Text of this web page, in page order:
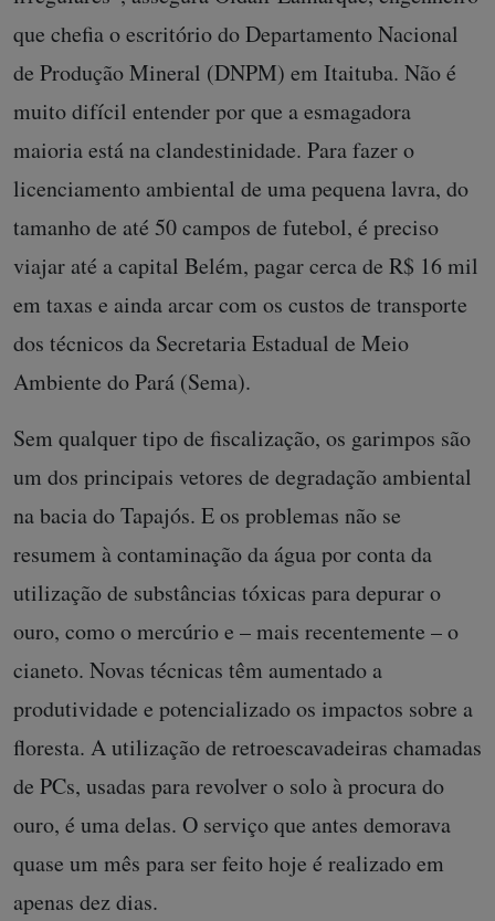
que chefia o escritório do Departamento Nacional
de Produção Mineral (DNPM) em Itaituba. Não é
muito difícil entender por que a esmagadora
maioria está na clandestinidade. Para fazer o
licenciamento ambiental de uma pequena lavra, do
tamanho de até 50 campos de futebol, é preciso
viajar até a capital Belém, pagar cerca de R$ 16 mil
em taxas e ainda arcar com os custos de transporte
dos técnicos da Secretaria Estadual de Meio
Ambiente do Pará (Sema).
Sem qualquer tipo de fiscalização, os garimpos são
um dos principais vetores de degradação ambiental
na bacia do Tapajós. E os problemas não se
resumem à contaminação da água por conta da
utilização de substâncias tóxicas para depurar o
ouro, como o mercúrio e – mais recentemente – o
cianeto. Novas técnicas têm aumentado a
produtividade e potencializado os impactos sobre a
floresta. A utilização de retroescavadeiras chamadas
de PCs, usadas para revolver o solo à procura do
ouro, é uma delas. O serviço que antes demorava
quase um mês para ser feito hoje é realizado em
apenas dez dias.